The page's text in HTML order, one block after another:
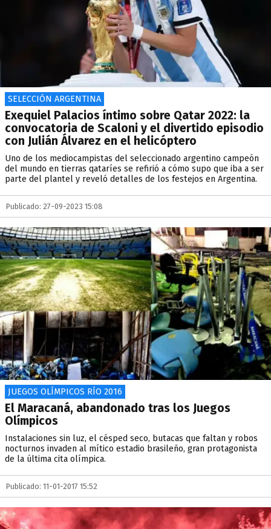
SELECCIÓN ARGENTINA
Exequiel Palacios íntimo sobre Qatar 2022: la
convocatoria de Scaloni y el divertido episodio
con Julián Álvarez en el helicóptero
Uno de los mediocampistas del seleccionado argentino campeón
del mundo en tierras qataríes se refirió a cómo supo que iba a ser
parte del plantel y reveló detalles de los festejos en Argentina.
Publicado: 27-09-2023 15:08
JUEGOS OLÍMPICOS RÍO 2016
El Maracaná, abandonado tras los Juegos
Olímpicos
Instalaciones sin luz, el césped seco, butacas que faltan y robos
nocturnos invaden al mítico estadio brasileño, gran protagonista
de la última cita olímpica.
Publicado: 11-01-2017 15:52